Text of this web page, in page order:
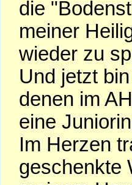
die
meiner
wieder zu
Und jetzt
denen im
eine
Im Herzen
geschenkte